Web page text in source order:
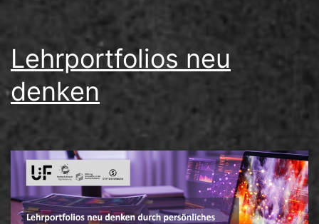
Lehrportfolios neu
denken